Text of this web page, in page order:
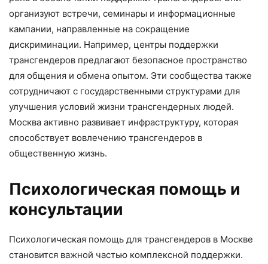
организуют встречи, семинары и информационные
кампании, направленные на сокращение
дискриминации. Например, центры поддержки
трансгендеров предлагают безопасное пространство
для общения и обмена опытом. Эти сообщества также
сотрудничают с государственными структурами для
улучшения условий жизни трансгендерных людей.
Москва активно развивает инфраструктуру, которая
способствует вовлечению трансгендеров в
общественную жизнь.
Психологическая помощь и
консультации
Психологическая помощь для трансгендеров в Москве
становится важной частью комплексной поддержки.